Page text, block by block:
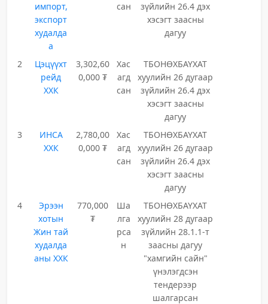
импорт,
экспорт
худалда
а
сан
зүйлийн 26.4 дэх
хэсэгт заасны
дагуу
2
Цэцүүхт
рейд
ХХК
3,302,60
0,000 ₮
Хас
агд
сан
ТБОНӨХБАҮХАТ
хуулийн 26 дугаар
зүйлийн 26.4 дэх
хэсэгт заасны
дагуу
3
ИНСА
ХХК
2,780,00
0,000 ₮
Хас
агд
сан
ТБОНӨХБАҮХАТ
хуулийн 26 дугаар
зүйлийн 26.4 дэх
хэсэгт заасны
дагуу
4
Эрээн
хотын
Жин тай
худалда
аны ХХК
770,000
₮
Ша
лга
рса
н
ТБОНӨХБАҮХАТ
хуулийн 28 дугаар
зүйлийн 28.1.1-т
заасны дагуу
"хамгийн сайн"
үнэлэгдсэн
тендерээр
шалгарсан